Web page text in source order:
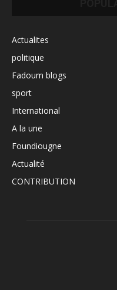
Actualites
politique
Fadoum blogs
sport
International
A la une
Foundiougne
Actualité
CONTRIBUTION